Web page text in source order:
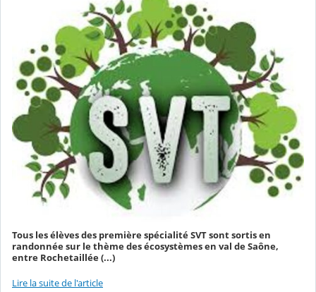
Tous les élèves des première spécialité SVT sont sortis en
randonnée sur le thème des écosystèmes en val de Saône,
entre Rochetaillée (...)
Lire la suite de l'article